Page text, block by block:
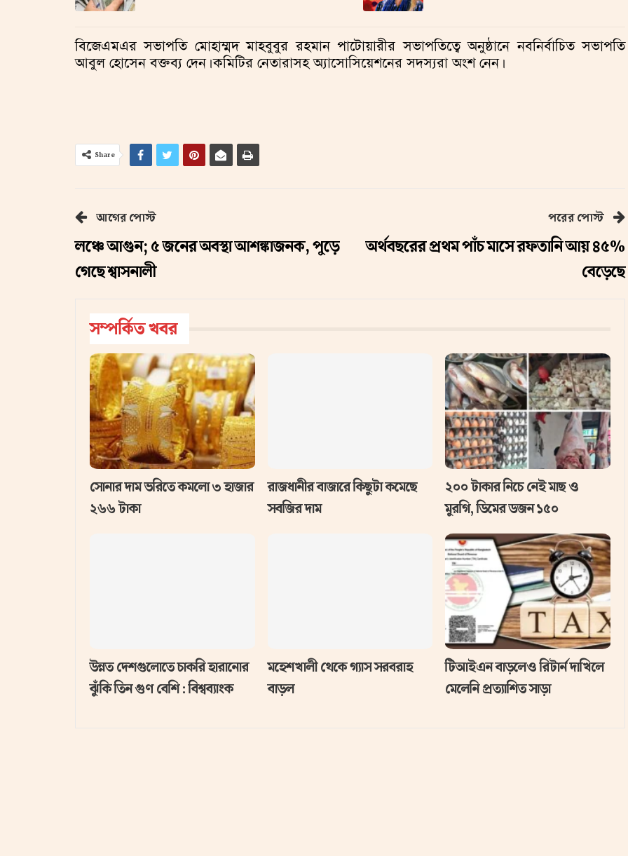
বিজেএমএর সভাপতি মোহাম্মদ মাহবুবুর রহমান পাটোয়ারীর সভাপতিত্বে অনুষ্ঠানে নবনির্বাচিত সভাপতি
আবুল হোসেন বক্তব্য দেন। কমিটির নেতারাসহ অ্যাসোসিয়েশনের সদস্যরা অংশ নেন।
Share
আগের পোস্ট
লঞ্চে আগুন; ৫ জনের অবস্থা আশঙ্কাজনক, পুড়ে
গেছে শ্বাসনালী
পরের পোস্ট
অর্থবছরের প্রথম পাঁচ মাসে রফতানি আয় ৪৫%
বেড়েছে
সম্পর্কিত খবর
সোনার দাম ভরিতে কমলো ৩ হাজার
২৬৬ টাকা
রাজধানীর বাজারে কিছুটা কমেছে
সবজির দাম
২০০ টাকার নিচে নেই মাছ ও
মুরগি, ডিমের ডজন ১৫০
উন্নত দেশগুলোতে চাকরি হারানোর
ঝুঁকি তিন গুণ বেশি : বিশ্বব্যাংক
মহেশখালী থেকে গ্যাস সরবরাহ
বাড়ল
টিআইএন বাড়লেও রিটার্ন দাখিলে
মেলেনি প্রত্যাশিত সাড়া